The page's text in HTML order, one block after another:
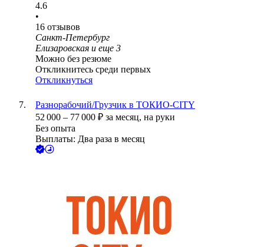
4.6
•
16 отзывов
Санкт-Петербург
Елизаровская и еще 3
Можно без резюме
Откликнитесь среди первых
Откликнуться
Разнорабочий/Грузчик в ТОКИО-CITY
52 000 – 77 000 ₽ за месяц, на руки
Без опыта
Выплаты: Два раза в месяц